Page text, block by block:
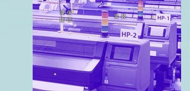
環 保
認 證
安 裝